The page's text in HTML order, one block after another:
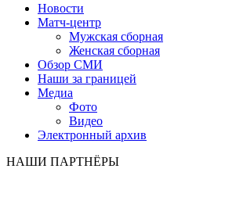
Новости
Матч-центр
Мужская сборная
Женская сборная
Обзор СМИ
Наши за границей
Медиа
Фото
Видео
Электронный архив
НАШИ ПАРТНЁРЫ